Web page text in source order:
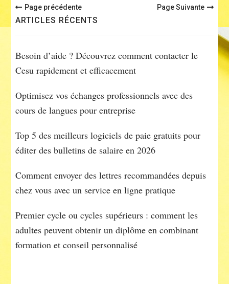
Navigation
des
Page précédente Page Suivante
ARTICLES RÉCENTS
Besoin d’aide ? Découvrez comment contacter le
Cesu rapidement et efficacement
Optimisez vos échanges professionnels avec des
cours de langues pour entreprise
Top 5 des meilleurs logiciels de paie gratuits pour
éditer des bulletins de salaire en 2026
Comment envoyer des lettres recommandées depuis
chez vous avec un service en ligne pratique
Premier cycle ou cycles supérieurs : comment les
adultes peuvent obtenir un diplôme en combinant
formation et conseil personnalisé